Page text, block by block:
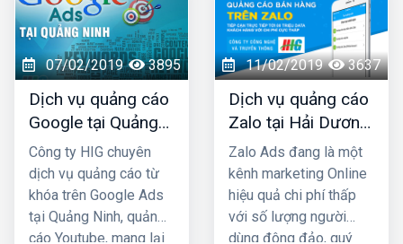
100% người dùng Zalo
đều là người thật cùng
với hơn 80+ triệu người
dùng thường xuyên, vì
vậy một khi mẫu quảng
cáo của bạn xuất hiện
là chắc chắn sẽ được
tiếp cận với những
khách hàng có nhu cầu
mua bán thật, đúng với
nhu cầu sử dụng sản
Quảng Ninh và toàn
quốc Việt Nam, chúng
tôi chắc chắn sẽ giúp
quý khách phát triển
kinh doanh nhanh
chóng.
07/02/2019 3895
Dịch vụ quảng cáo
Google tại Quảng
Ninh giá rẻ
Công ty HIG chuyên
dịch vụ quảng cáo từ
khóa trên Google Ads
tại Quảng Ninh, quảng
cáo Youtube, mang lại
11/02/2019 3637
Dịch vụ quảng cáo
Zalo tại Hải Dương
giá rẻ, uy tín nhất
Zalo Ads đang là một
kênh marketing Online
hiệu quả chi phí thấp
với số lượng người
dùng đông đảo, quý